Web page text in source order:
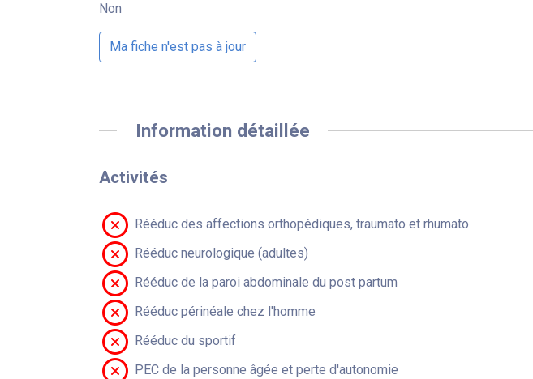
Non
Ma fiche n'est pas à jour
Information détaillée
Activités
Rééduc des affections orthopédiques, traumato et rhumato
Rééduc neurologique (adultes)
Rééduc de la paroi abdominale du post partum
Rééduc périnéale chez l'homme
Rééduc du sportif
PEC de la personne âgée et perte d'autonomie